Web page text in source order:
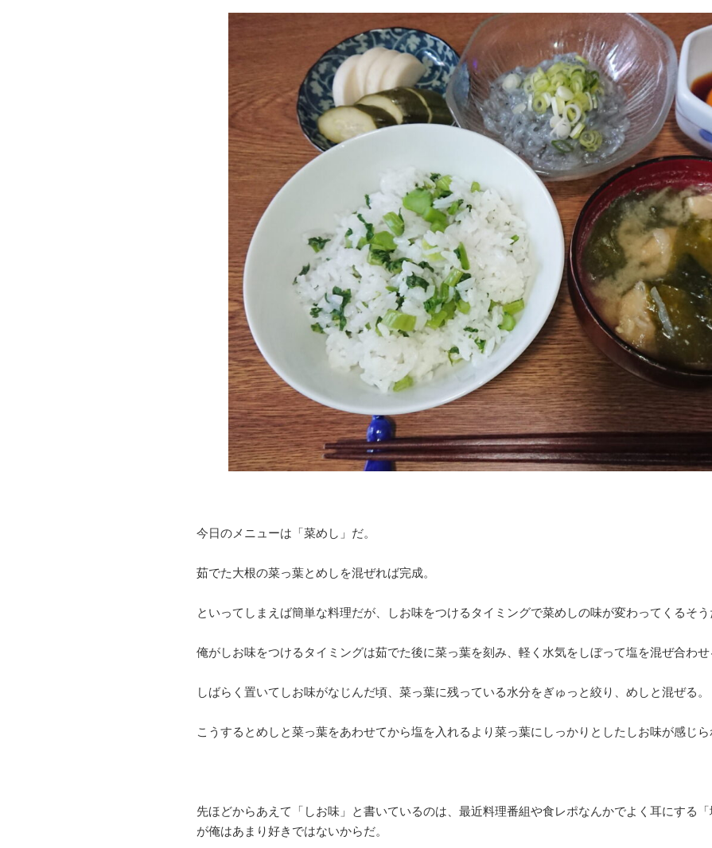
今日のメニューは「菜めし」だ。
茹でた大根の菜っ葉とめしを混ぜれば完成。
といってしまえば簡単な料理だが、しお味をつけるタイミングで菜めしの味が変わってくるそう
俺がしお味をつけるタイミングは茹でた後に菜っ葉を刻み、軽く水気をしぼって塩を混ぜ合わせ
しばらく置いてしお味がなじんだ頃、菜っ葉に残っている水分をぎゅっと絞り、めしと混ぜる。
こうするとめしと菜っ葉をあわせてから塩を入れるより菜っ葉にしっかりとしたしお味が感じら
先ほどからあえて「しお味」と書いているのは、最近料理番組や食レポなんかでよく耳にする
が俺はあまり好きではないからだ。